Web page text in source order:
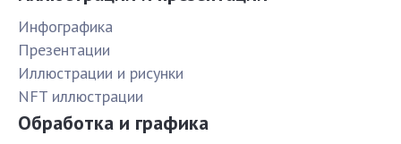
Инфографика
Презентации
Иллюстрации и рисунки
NFT иллюстрации
Обработка и графика